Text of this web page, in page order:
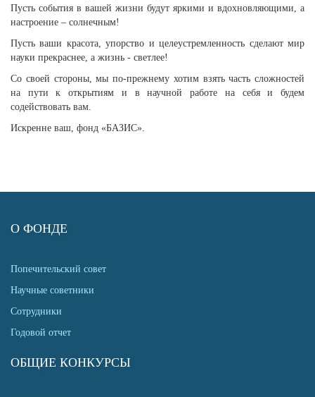
Пусть события в вашей жизни будут яркими и вдохновляющими, а
настроение – солнечным!
Пусть ваши красота, упорство и целеустремленность сделают мир
науки прекраснее, а жизнь - светлее!
Со своей стороны, мы по-прежнему хотим взять часть сложностей
на пути к открытиям и в научной работе на себя и будем
содействовать вам.
Искренне ваш, фонд «БАЗИС».
О ФОНДЕ
Попечительский совет
Научные советники
Сотрудники
Годовой отчет
ОБЩИЕ КОНКУРСЫ